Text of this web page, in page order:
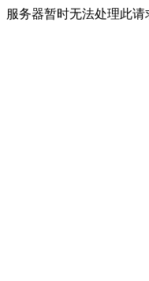
服务器暂时无法处理此请